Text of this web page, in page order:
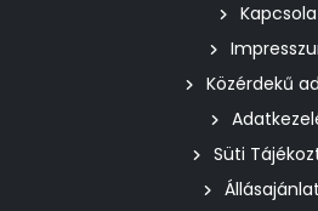
Közérdekű
Süti